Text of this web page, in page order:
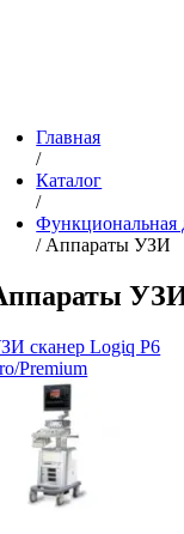
Главная
/
Каталог
/
Функциональная
/ Аппараты УЗИ
сканер Logiq P6
Premium